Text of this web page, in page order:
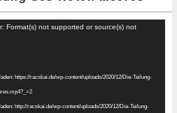
Format(s) not supported or source(s) not
https://racskai.de/wp-content/uploads/2020/12/Die-Teilung-
http://racskai.de/wp-content/uploads/2020/12/Die-Teilung-